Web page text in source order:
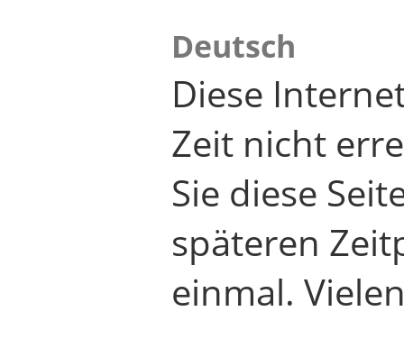
Deutsch
Diese
Zeit nicht
Sie diese
späteren
einmal.